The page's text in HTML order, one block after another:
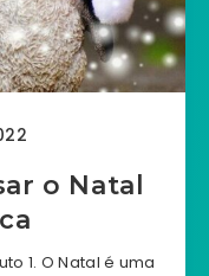
o Natal
1. O Natal é uma